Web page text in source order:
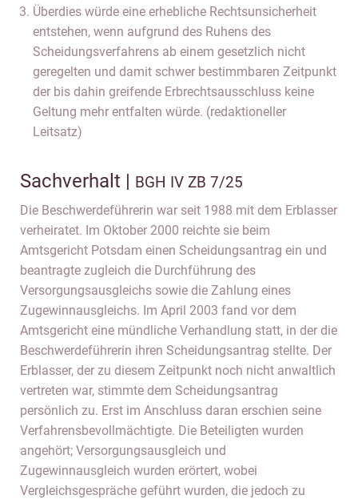
Überdies würde eine erhebliche Rechtsunsicherheit
entstehen, wenn aufgrund des Ruhens des
Scheidungsverfahrens ab einem gesetzlich nicht
geregelten und damit schwer bestimmbaren Zeitpunkt
der bis dahin greifende Erbrechtsausschluss keine
Geltung mehr entfalten würde. (redaktioneller
Leitsatz)
Sachverhalt | BGH IV ZB 7/25
Die Beschwerdeführerin war seit 1988 mit dem Erblasser
verheiratet. Im Oktober 2000 reichte sie beim
Amtsgericht Potsdam einen Scheidungsantrag ein und
beantragte zugleich die Durchführung des
Versorgungsausgleichs sowie die Zahlung eines
Zugewinnausgleichs. Im April 2003 fand vor dem
Amtsgericht eine mündliche Verhandlung statt, in der die
Beschwerdeführerin ihren Scheidungsantrag stellte. Der
Erblasser, der zu diesem Zeitpunkt noch nicht anwaltlich
vertreten war, stimmte dem Scheidungsantrag
persönlich zu. Erst im Anschluss daran erschien seine
Verfahrensbevollmächtigte. Die Beteiligten wurden
angehört; Versorgungsausgleich und
Zugewinnausgleich wurden erörtert, wobei
Vergleichsgespräche geführt wurden, die jedoch zu